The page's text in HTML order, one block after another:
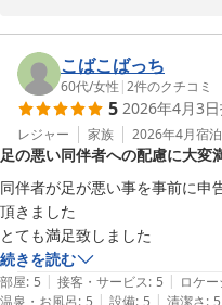
お料理につきまして、「期待
でございます。ご満足いただ
フ一同嬉しく拝読いたしました
今後も皆さまに驚きとご満足
す。
またのお越しを心よりお待ち
犬鳴山温泉 不動口館
2026-04-26
こばこばっち
60代/女性 |2件のクチコミ
5 2026年4月3日
レジャー 家族 2026年4月宿泊
足の悪い同伴者への配慮に大変
同伴者が足が悪い事を事前に申
頂きました
とても満足致しました
続きを読む
部屋: 5 | 接客・サービス: 5 | ロケ
温泉・お風呂: 5 | 設備: 5 | 清潔さ: 5